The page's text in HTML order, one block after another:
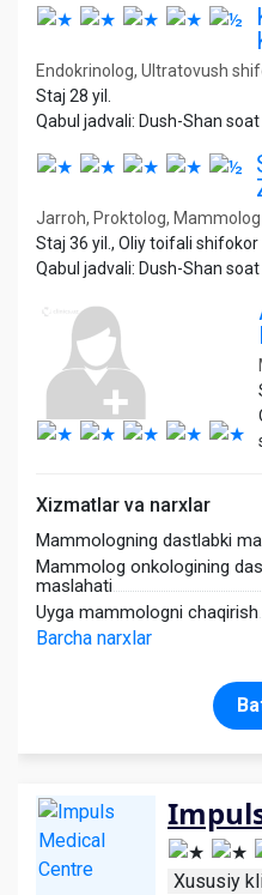
Endokrinolog, Ultratovush
Staj 28 yil.
Qabul jadvali: Dush-Shan
Jarroh, Proktolog, Mammolog
Staj 36 yil., Oliy toifali shifokor
Qabul jadvali: Dush-Shan
Xizmatlar va narxlar
Mammologning dastlabki
Mammolog onkologining
maslahati
Uyga mammologni chaqirish
Barcha narxlar
Xususiy